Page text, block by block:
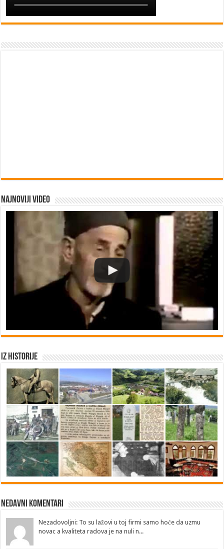
Najnoviji video
Iz historije
Nedavni Komentari
Nezadovoljni: To su lažovi u toj firmi samo hoće da uzmu
novac a kvaliteta radova je na nuli n...